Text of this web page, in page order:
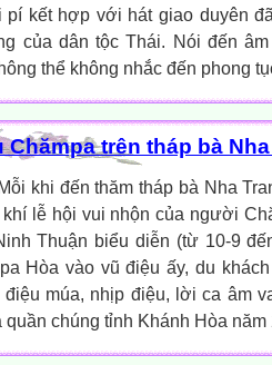
pí kết hợp với hát giao duyên
của dân tộc Thái. Nói đến
thể không nhắc đến phong
Chămpa trên tháp bà
khi đến thăm tháp bà Nha
khí lễ hội vui nhộn của người
Thuận biểu diễn (từ 10-9
Hòa vào vũ điệu ấy, du
múa, nhịp điệu, lời ca âm
quần chúng tỉnh Khánh Hòa